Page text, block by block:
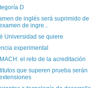
D
de inglés será suprimido de
de ingre...
Universidad se quiere
experimental
el reto de la acreditación
que superen prueba serán